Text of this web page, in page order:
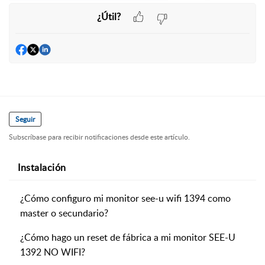
¿Útil?
Seguir
Subscríbase para recibir notificaciones desde este artículo.
Instalación
¿Cómo configuro mi monitor see-u wifi 1394 como
master o secundario?
¿Cómo hago un reset de fábrica a mi monitor SEE-U
1392 NO WIFI?